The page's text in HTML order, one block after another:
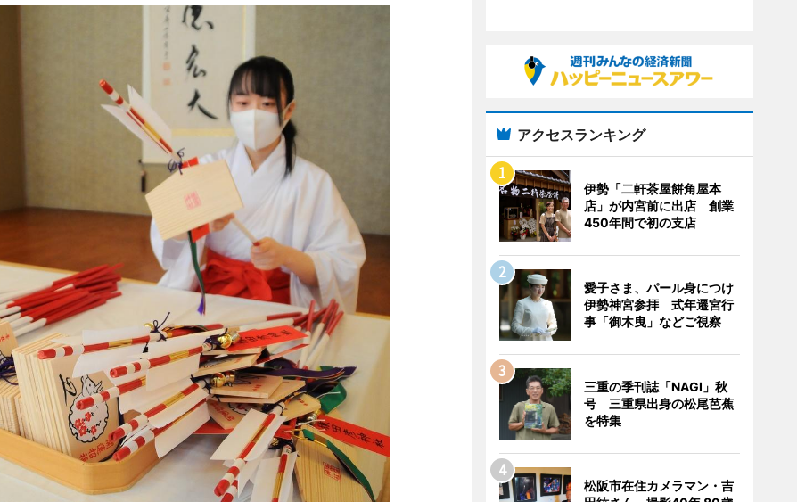
アクセスランキング
伊勢「二軒茶屋餅角屋本
店」が内宮前に出店 創業
450年間で初の支店
愛子さま、パール身につけ
伊勢神宮参拝 式年遷宮行
事「御木曳」などご視察
三重の季刊誌「NAGI」秋
号 三重県出身の松尾芭蕉
を特集
松阪市在住カメラマン・吉